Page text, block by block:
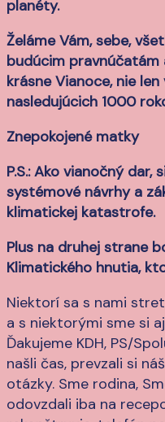
planéty.
Želáme Vám, sebe,
budúcim pravnúčatám
krásne Vianoce, nie len
nasledujúcich 1000
Znepokojené matky
P.S.: Ako vianočný dar,
systémové návrhy a
klimatickej katastrofe.
Plus na druhej strane
Klimatického hnutia,
Niektorí sa s nami
a s niektorými sme si
Ďakujeme KDH, PS/
našli čas, prevzali si
otázky. Sme rodina,
odovzdali iba na